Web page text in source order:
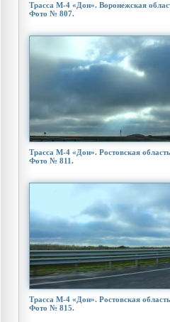
Трасса М-4 «Дон». Воронежская
Фото № 807.
Трасса М-4 «Дон». Ростовская
Фото № 811.
Трасса М-4 «Дон». Ростовская
Фото № 815.